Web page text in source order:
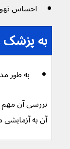
احساس
به پزشک
به طور
بررسی آن
آن به آزمایشی